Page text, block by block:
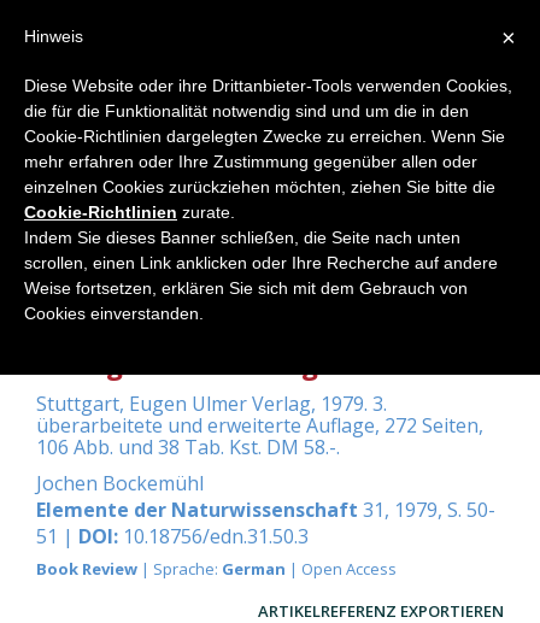
Home
Eimern, Josef van/Hans Häckel:
Wetter und Klimakunde. Für
Landwirte, Gärtner, Winzer und
Landschaftspfleger. Ein Lehrbuch
Stuttgart, Eugen Ulmer Verlag, 1979. 3.
überarbeitete und erweiterte Auflage, 272 Seiten,
106 Abb. und 38 Tab. Kst. DM 58.-.
Jochen Bockemühl
Elemente der Naturwissenschaft 31, 1979, S. 50-
51 | DOI: 10.18756/edn.31.50.3
Book Review | Sprache: German | Open Access
ARTIKELREFERENZ EXPORTIEREN
×
Hinweis
Diese Website oder ihre Drittanbieter-Tools verwenden Cookies,
die für die Funktionalität notwendig sind und um die in den
Cookie-Richtlinien dargelegten Zwecke zu erreichen. Wenn Sie
mehr erfahren oder Ihre Zustimmung gegenüber allen oder
einzelnen Cookies zurückziehen möchten, ziehen Sie bitte die
Cookie-Richtlinien zurate.
Indem Sie dieses Banner schließen, die Seite nach unten
scrollen, einen Link anklicken oder Ihre Recherche auf andere
Weise fortsetzen, erklären Sie sich mit dem Gebrauch von
Cookies einverstanden.